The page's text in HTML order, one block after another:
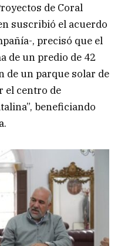
de Coral
suscribió el acuerdo
, precisó que el
de un predio de 42
de un parque solar de
el centro de
beneficiando